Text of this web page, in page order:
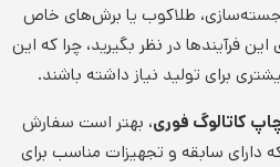
طلاکوب یا برش‌های خاص
این فرآیندها در نظر بگیرید، چرا که این
برای تولید نیاز داشته باشند.
کاتالوگ فوری، بهتر است سفارش
دارای سابقه و تجهیزات مناسب برای